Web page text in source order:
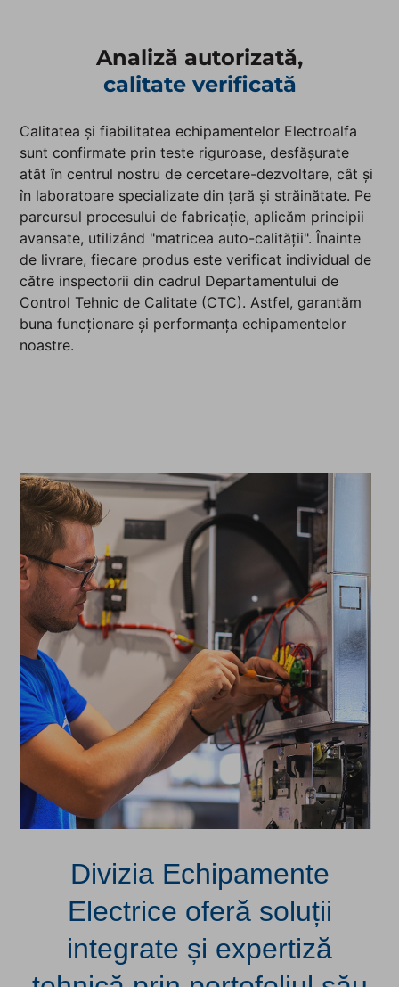
Analiză autorizată,
calitate verificată​
Calitatea și fiabilitatea echipamentelor Electroalfa
sunt confirmate prin teste riguroase, desfășurate
atât în centrul nostru de cercetare-dezvoltare, cât și
în laboratoare specializate din țară și străinătate. Pe
parcursul procesului de fabricație, aplicăm principii
avansate, utilizând "matricea auto-calității". Înainte
de livrare, fiecare produs este verificat individual de
către inspectorii din cadrul Departamentului de
Control Tehnic de Calitate (CTC). Astfel, garantăm
buna funcționare și performanța echipamentelor
noastre.
Divizia Echipamente
Electrice oferă soluții
integrate și expertiză